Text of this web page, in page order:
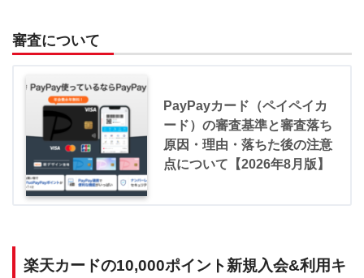
審査について
PayPayカード（ペイペイカ
ード）の審査基準と審査落ち
原因・理由・落ちた後の注意
点について【2026年8月版】
楽天カードの10,000ポイント新規入会&利用キ